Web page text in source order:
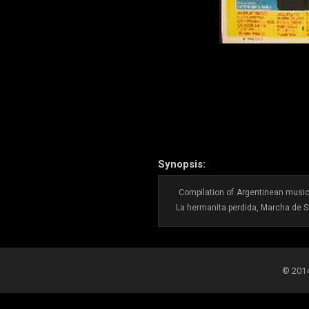
Synopsis:
Compilation of Argentinean
La hermanita perdida, Marcha de
©